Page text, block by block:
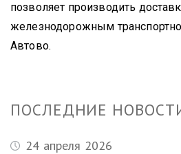
позволяет производить
железнодорожным
Автово.
ПОСЛЕДНИЕ
24 апреля 2026